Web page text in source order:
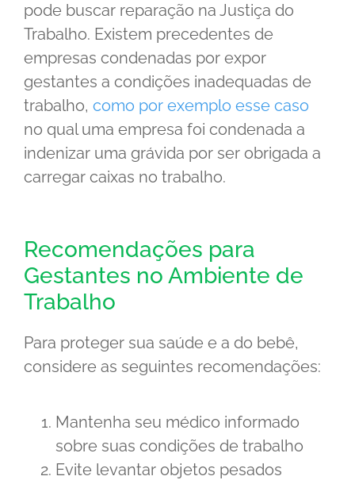
pode buscar reparação na Justiça do
Trabalho. Existem precedentes de
empresas condenadas por expor
gestantes a condições inadequadas de
trabalho, como por exemplo esse caso
no qual uma empresa foi condenada a
indenizar uma grávida por ser obrigada a
carregar caixas no trabalho.
Recomendações para
Gestantes no Ambiente de
Trabalho
Para proteger sua saúde e a do bebê,
considere as seguintes recomendações:
Mantenha seu médico informado
sobre suas condições de trabalho
Evite levantar objetos pesados